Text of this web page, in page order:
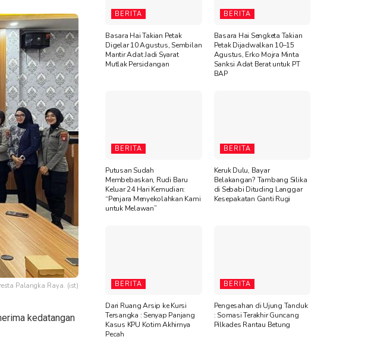
Palangka Raya. (ist)
kedatangan
BERITA
Basara Hai Takian Petak
Digelar 10 Agustus, Sembilan
Mantir Adat Jadi Syarat
Mutlak Persidangan
BERITA
Basara Hai Sengketa Takian
Petak Dijadwalkan 10–15
Agustus, Erko Mojra Minta
Sanksi Adat Berat untuk PT
BAP
BERITA
Putusan Sudah
Membebaskan, Rudi Baru
Keluar 24 Hari Kemudian:
“Penjara Menyekolahkan Kami
untuk Melawan”
BERITA
Keruk Dulu, Bayar
Belakangan? Tambang Silika
di Sebabi Dituding Langgar
Kesepakatan Ganti Rugi
BERITA
Dari Ruang Arsip ke Kursi
Tersangka : Senyap Panjang
Kasus KPU Kotim Akhirnya
Pecah
BERITA
Pengesahan di Ujung Tanduk
: Somasi Terakhir Guncang
Pilkades Rantau Betung